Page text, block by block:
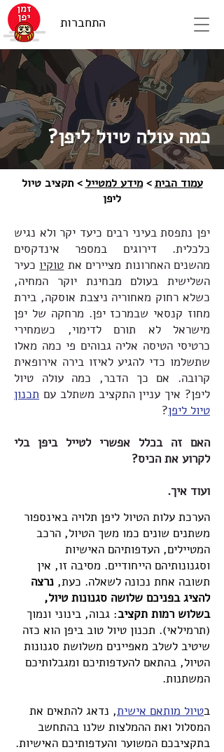
התחברות
כמה עולה טיול ליפן?
עמוד הבית>מידע למטייל > תקציב טיול
ליפן
יפן נתפסת בעיני רבים כיעד יקר ולא נגיש
כלכלית. דירוגים במספר אינדקסים
מהשנים האחרונות מציירים את טוקיו כעיר
השלישית בעולם מבחינת יוקר המחיה,
כשלא רחוק מאחוריה ניצבת אוסקה, בירת
מחוז קנסאי שבמרכז יפן. מרחקה של יפן
מישראל לא תורם לדימוי, כשמחירי
כרטיסי הטיסה אליה גבוהים פי כמה מאלו
שתשלמו כדי להגיע לאיזו בירה אירופאית
קרובה. אם כך הדבר, כמה עולה טיול
ליפן? איך עניין התקציב משתלב עם תכנון
טיול ליפן?
האם זה בכלל אפשרי לטייל ביפן בלי
לקרוע את הכיס?
ועוד איך.
הערכת עלות הטיול ליפן תלויה באינספור
משתנים שונים כמו משך הטיול, הרכב
המטיילים, העדפותיהם האישיות
וסגנונותיהם הייחודיים. מסיבה זו, אין
תשובה אחת נכונה לשאלה. כעת, נרצה
להציג בפניכם שלושה סגנונות טיול,
בשלוש רמות תקציב: גבוה, בינוני ונמוך
(תרמילאי). תכנון טיול טוב ביפן הוא כזה
שיטיב לשלב מאפיינים משלושת סגנונות
הטיול, בהתאם להעדפותיכם ומגבלותיכם
המשתנות.
בטיול מותאם אישית, נדאג להתאים את
המסלול ואת ההמלצות שלנו בהתחשב
בתקציבכם המשוער והעדפותיכם האישיות.